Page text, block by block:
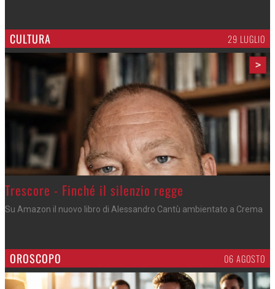
CULTURA 29 LUGLIO
>
Trescore - Finché il silenzio regge
Su Amazon il nuovo libro di Alessandro Cantù ambientato a Crema
OROSCOPO 06 AGOSTO